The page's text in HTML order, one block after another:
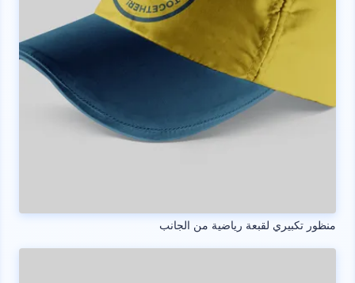
منظور تكبيري لقبعة رياضية من الجانب